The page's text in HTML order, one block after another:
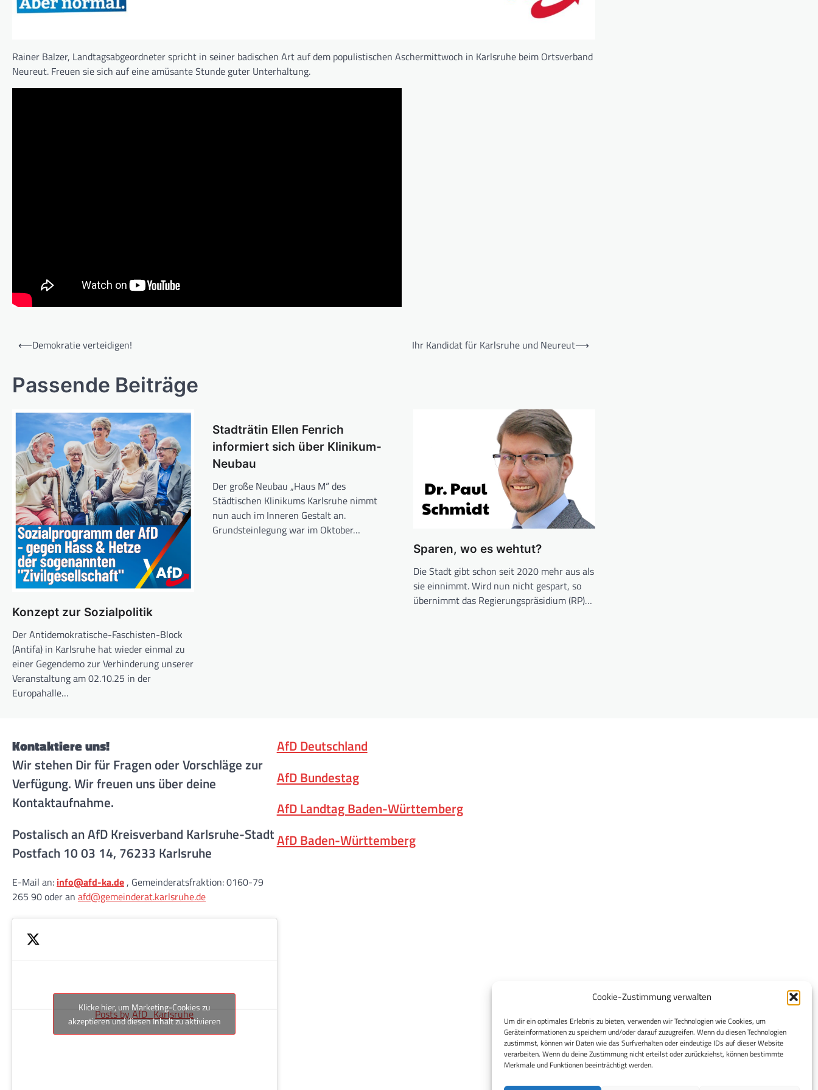
Cookie-Zustimmung verwalten
Um dir ein optimales Erlebnis zu bieten, verwenden wir Technologien wie Cookies, um
Geräteinformationen zu speichern und/oder darauf zuzugreifen. Wenn du diesen Technologien
zustimmst, können wir Daten wie das Surfverhalten oder eindeutige IDs auf dieser Website
verarbeiten. Wenn du deine Zustimmung nicht erteilst oder zurückziehst, können bestimmte
Merkmale und Funktionen beeinträchtigt werden.
Rainer Balzer, Landtagsabgeordneter spricht in seiner badischen Art auf dem populistischen Aschermittwoch in Karlsruhe beim Ortsverband
Neureut. Freuen sie sich auf eine amüsante Stunde guter Unterhaltung.
Beitragsnavigation
⟵Demokratie verteidigen! Ihr Kandidat für Karlsruhe und Neureut⟶
Passende Beiträge
Konzept zur Sozialpolitik
Der Antidemokratische-Faschisten-Block
(Antifa) in Karlsruhe hat wieder einmal zu
einer Gegendemo zur Verhinderung unserer
Veranstaltung am 02.10.25 in der
Europahalle…
Stadträtin Ellen Fenrich
informiert sich über Klinikum-
Neubau
Der große Neubau „Haus M“ des
Städtischen Klinikums Karlsruhe nimmt
nun auch im Inneren Gestalt an.
Grundsteinlegung war im Oktober…
Sparen, wo es wehtut?
Die Stadt gibt schon seit 2020 mehr aus als
sie einnimmt. Wird nun nicht gespart, so
übernimmt das Regierungspräsidium (RP)…
Kontaktiere uns!
Wir stehen Dir für Fragen oder Vorschläge zur
Verfügung. Wir freuen uns über deine
Kontaktaufnahme.
Postalisch an AfD Kreisverband Karlsruhe-Stadt
Postfach 10 03 14, 76233 Karlsruhe
E-Mail an: info@afd-ka.de, Gemeinderatsfraktion: 0160-79
265 90 oder an afd@gemeinderat.karlsruhe.de
Posts by AfD_Karlsruhe
Klicke hier, um Marketing-Cookies zu
akzeptieren und diesen Inhalt zu aktivieren
AfD Deutschland
AfD Bundestag
AfD Landtag Baden-Württemberg
AfD Baden-Württemberg